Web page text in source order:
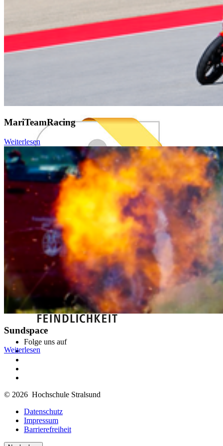
MariTeamRacing
Weiterlesen
Sundspace
Weiterlesen
Dieser Vorgang muss nureinmaligdurchgeführt werden.
HOST-Card auf den Lesebereich des Druckers legen
Bei einer noch nicht registrierten Karte wird der Loginname
(Kurzlogin z.B. swthadam) und das Passwort
Wird bei einer wiederholten Nutzung erneut der Loginname
abegefragt, liegt ein Fehler vor! Bitte in diesem Fall einen der
4. Gerät nutzen
HOST-Card zur Authentifizierung auf den Lesebereich des
Gerätes legen.
Entsprechende Aktion auf dem Display wählen.
Bei einem Druckjob können die zu druckenden Aufträge aus
einer Liste gewählt werden.
Die HOST-Card kurz an den Leser des Multifunktionsprinters
halten oder auflegen. Bei der erstmaligen Benutzung werden Sie
nach dem Benutzernamen und Passwort gefragt, um Ihre Karte mit
Ihrem Papercut-Account zu verknüpfen.
Folge uns auf
© 2026 Hochschule Stralsund
Datenschutz
Impressum
Barrierefreiheit